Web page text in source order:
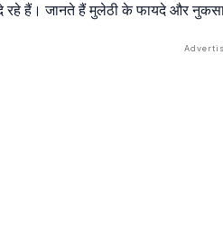
दे रहे हैं। जानते हैं मुलेठी के फायदे और